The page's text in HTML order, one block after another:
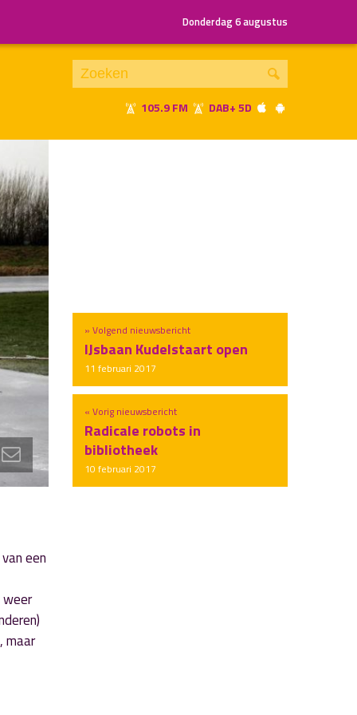
Donderdag 6 augustus
105.9 FM DAB+ 5D
« Vorig nieuwsbericht
Radicale robots in
bibliotheek
10 februari 2017
» Volgend nieuwsbericht
IJsbaan Kudelstaart open
11 februari 2017
een
weer
maar